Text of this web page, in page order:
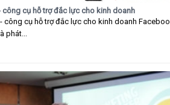
cụ hỗ trợ đắc lực cho kinh doanh
cụ hỗ trợ đắc lực cho kinh doanh
phát...